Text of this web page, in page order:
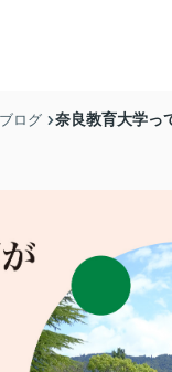
ブログ 奈良教育大学っ